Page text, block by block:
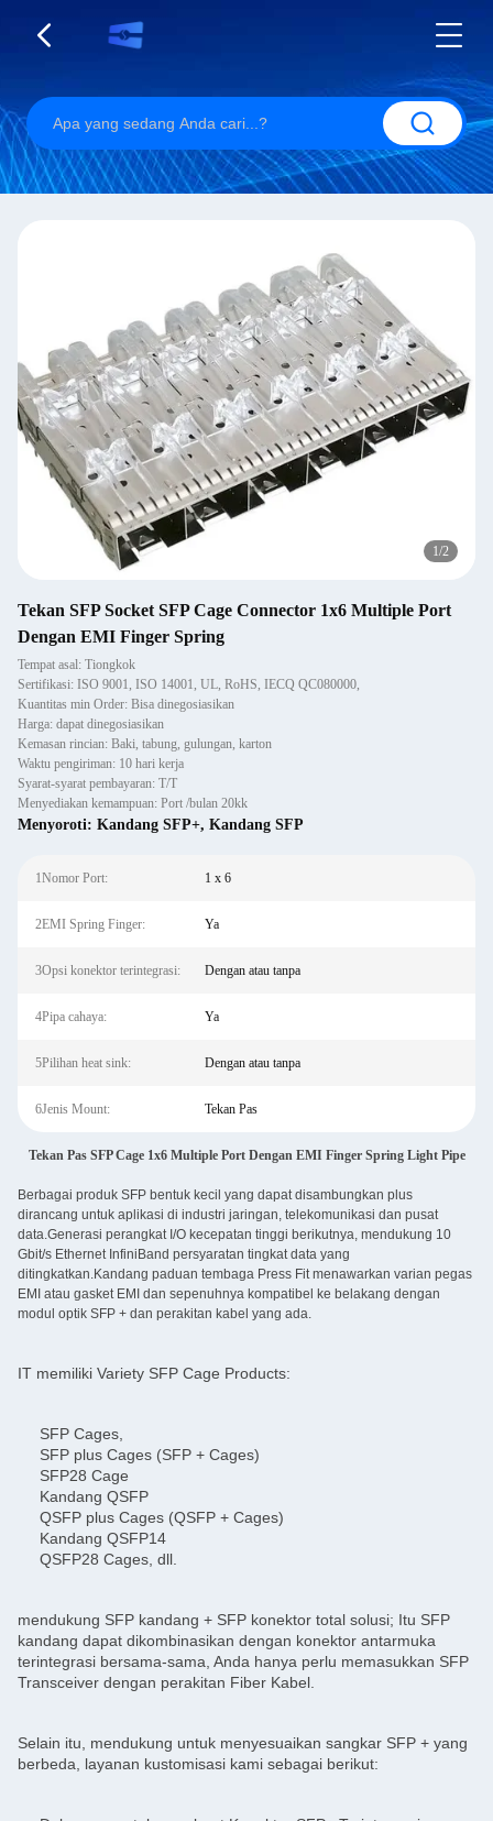
2/2
Tekan SFP Socket SFP Cage Connector 1x6 Multiple Port
Dengan EMI Finger Spring
Tempat asal: Tiongkok
Sertifikasi: ISO 9001, ISO 14001, UL, RoHS, IECQ QC080000,
Kuantitas min Order: Bisa dinegosiasikan
Harga: dapat dinegosiasikan
Kemasan rincian: Baki, tabung, gulungan, karton
Waktu pengiriman: 10 hari kerja
Syarat-syarat pembayaran: T/T
Menyediakan kemampuan: Port /bulan 20kk
Menyoroti: Kandang SFP+, Kandang SFP
1Nomor Port: 1 x 6
2EMI Spring Finger: Ya
3Opsi konektor terintegrasi: Dengan atau tanpa
4Pipa cahaya: Ya
5Pilihan heat sink: Dengan atau tanpa
6Jenis Mount: Tekan Pas
Tekan Pas SFP Cage 1x6 Multiple Port Dengan EMI Finger Spring Light Pipe
Berbagai produk SFP bentuk kecil yang dapat disambungkan plus
dirancang untuk aplikasi di industri jaringan, telekomunikasi dan pusat
data.Generasi perangkat I/O kecepatan tinggi berikutnya, mendukung 10
Gbit/s Ethernet InfiniBand persyaratan tingkat data yang
ditingkatkan.Kandang paduan tembaga Press Fit menawarkan varian pegas
EMI atau gasket EMI dan sepenuhnya kompatibel ke belakang dengan
modul optik SFP + dan perakitan kabel yang ada.
IT memiliki Variety SFP Cage Products:
SFP Cages,
SFP plus Cages (SFP + Cages)
SFP28 Cage
Kandang QSFP
QSFP plus Cages (QSFP + Cages)
Kandang QSFP14
QSFP28 Cages, dll.
mendukung SFP kandang + SFP konektor total solusi; Itu SFP
kandang dapat dikombinasikan dengan konektor antarmuka
terintegrasi bersama-sama, Anda hanya perlu memasukkan SFP
Transceiver dengan perakitan Fiber Kabel.
Selain itu, mendukung untuk menyesuaikan sangkar SFP + yang
berbeda, layanan kustomisasi kami sebagai berikut: